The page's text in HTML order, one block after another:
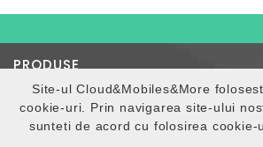
PRODUSE
INFORMATII
Site-ul Cloud&Mobiles&More
cookie-uri. Prin navigarea site-ului
sunteti de acord cu folosirea cookie-